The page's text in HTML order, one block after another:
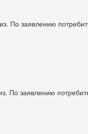
По заявлению
По заявлению